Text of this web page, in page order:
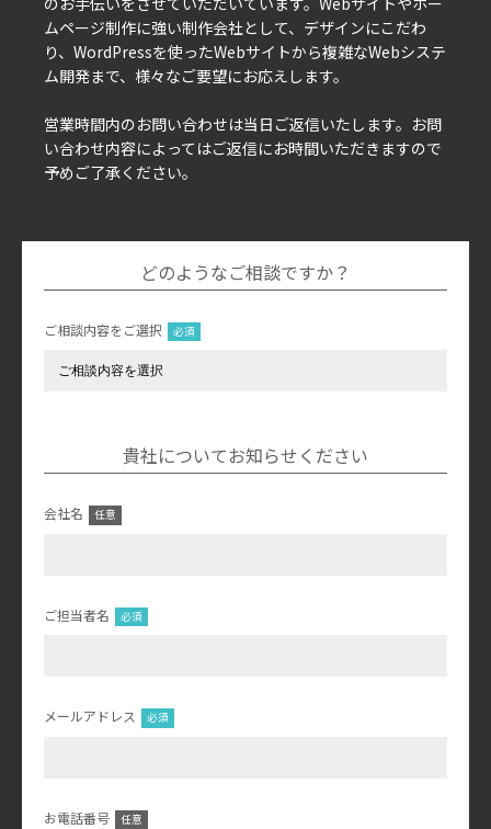
ムページ制作に強い制作会社として、デザインにこだわ
り、WordPressを使ったWebサイトから複雑なWebシステ
ム開発まで、様々なご要望にお応えします。
営業時間内のお問い合わせは当日ご返信いたします。お問
い合わせ内容によってはご返信にお時間いただきますので
予めご了承ください。
どのようなご相談ですか？
ご相談内容をご選択
貴社についてお知らせください
会社名
ご担当者名
メールアドレス
お電話番号